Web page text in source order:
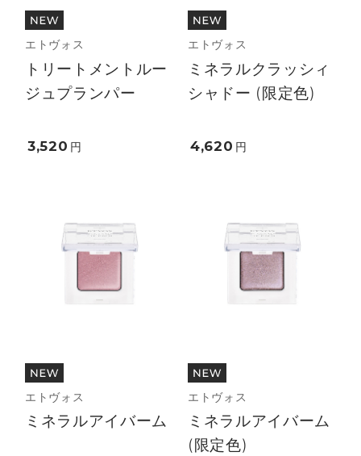
エトヴォス
トリートメントルー
ジュプランパー
3,520 円
エトヴォス
ミネラルクラッシィ
シャドー (限定色)
4,620 円
エトヴォス
ミネラルアイバーム
エトヴォス
ミネラルアイバーム
(限定色)